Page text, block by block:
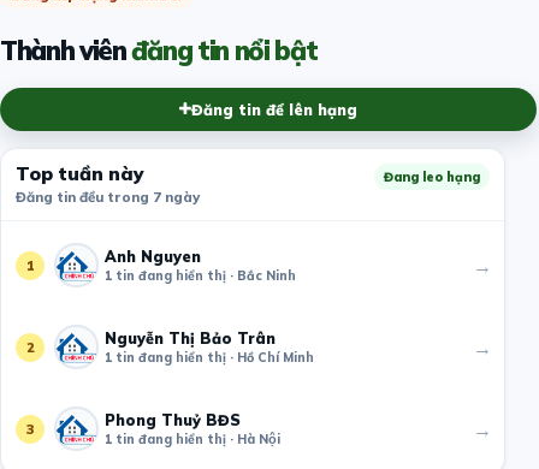
Thành viênđăng tin nổi bật
Đăng tin để lên hạng
Top tuần này
Đăng tin đều trong 7 ngày
Đang leo hạng
1 Anh Nguyen
1 tin đang hiển thị · Bắc Ninh →
2 Nguyễn Thị Bảo Trân
1 tin đang hiển thị · Hồ Chí Minh →
3 Phong Thuỷ BĐS
1 tin đang hiển thị · Hà Nội →